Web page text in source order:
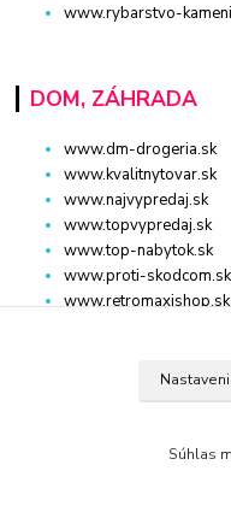
www.rybarstvo-
DOM, ZÁHRADA
www.dm-drogeria.sk
www.kvalitnytovar.sk
www.najvypredaj.sk
www.topvypredaj.sk
www.top-nabytok.sk
www.proti-skodcom.sk
www.retromaxishop.sk
www.osvetlenie-
www.uni-kozmetika.sk
Súhlas